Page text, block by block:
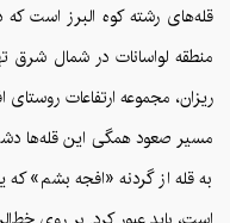
قله‌های رشته کوه البرز است
منطقه لواسانات در شمال شرق
ریزان، مجموعه ارتفاعات
مسیر صعود همگی این قله‌ها
به قله از گردنه «افجه بشم»